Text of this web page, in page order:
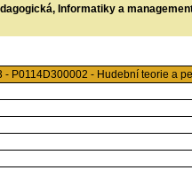
Informatiky a
- P0114D300002 - Hudební teorie a